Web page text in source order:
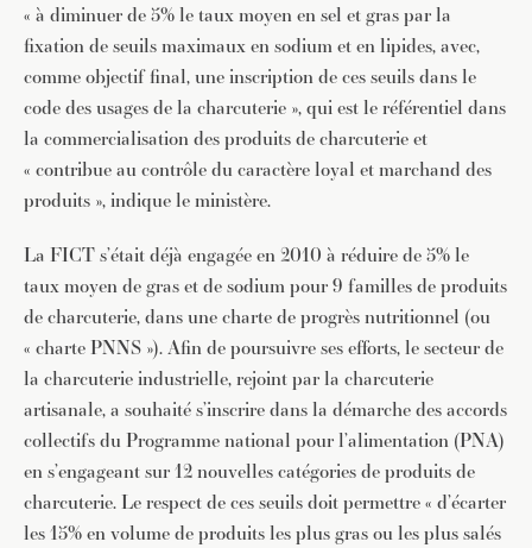
« à diminuer de 5% le taux moyen en sel et gras par la
fixation de seuils maximaux en sodium et en lipides, avec,
comme objectif final, une inscription de ces seuils dans le
code des usages de la charcuterie », qui est le référentiel dans
la commercialisation des produits de charcuterie et
« contribue au contrôle du caractère loyal et marchand des
produits », indique le ministère.
La FICT s’était déjà engagée en 2010 à réduire de 5% le
taux moyen de gras et de sodium pour 9 familles de produits
de charcuterie, dans une charte de progrès nutritionnel (ou
« charte PNNS »). Afin de poursuivre ses efforts, le secteur de
la charcuterie industrielle, rejoint par la charcuterie
artisanale, a souhaité s’inscrire dans la démarche des accords
collectifs du Programme national pour l’alimentation (PNA)
en s’engageant sur 12 nouvelles catégories de produits de
charcuterie. Le respect de ces seuils doit permettre « d’écarter
les 15% en volume de produits les plus gras ou les plus salés